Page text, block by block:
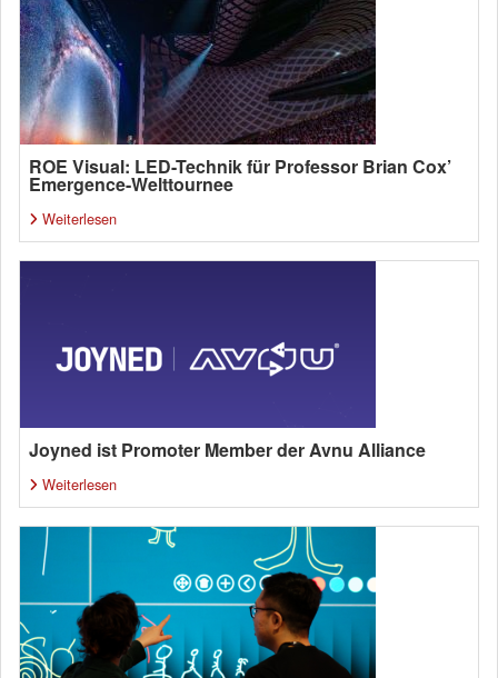
ROE Visual: LED-Technik für Professor Brian Cox’
Emergence-Welttournee
Weiterlesen
Joyned ist Promoter Member der Avnu Alliance
Weiterlesen